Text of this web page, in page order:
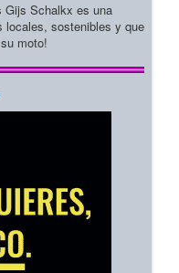
Gijs Schalkx es una
locales, sostenibles y que
moto!